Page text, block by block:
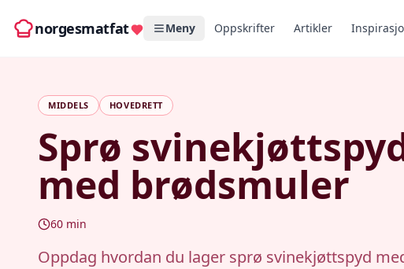
norgesmatfat Meny Oppskrifter Artikler
MIDDELS HOVEDRETT
Sprø
med brødsmuler
60 min
Oppdag hvordan du lager sprø svinekjøttspyd